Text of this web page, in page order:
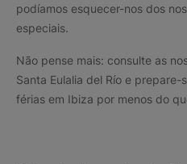
podíamos esquecer-nos dos
especiais.
Não pense mais: consulte as
Santa Eulalia del Río e
férias em Ibiza por menos do